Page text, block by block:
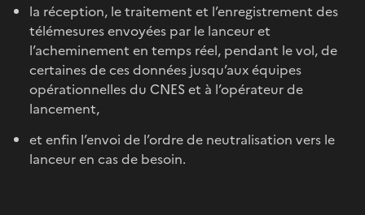
la réception, le traitement et l’enregistrement des
télémesures envoyées par le lanceur et
l’acheminement en temps réel, pendant le vol, de
certaines de ces données jusqu’aux équipes
opérationnelles du CNES et à l’opérateur de
lancement,
et enfin l’envoi de l’ordre de neutralisation vers le
lanceur en cas de besoin.